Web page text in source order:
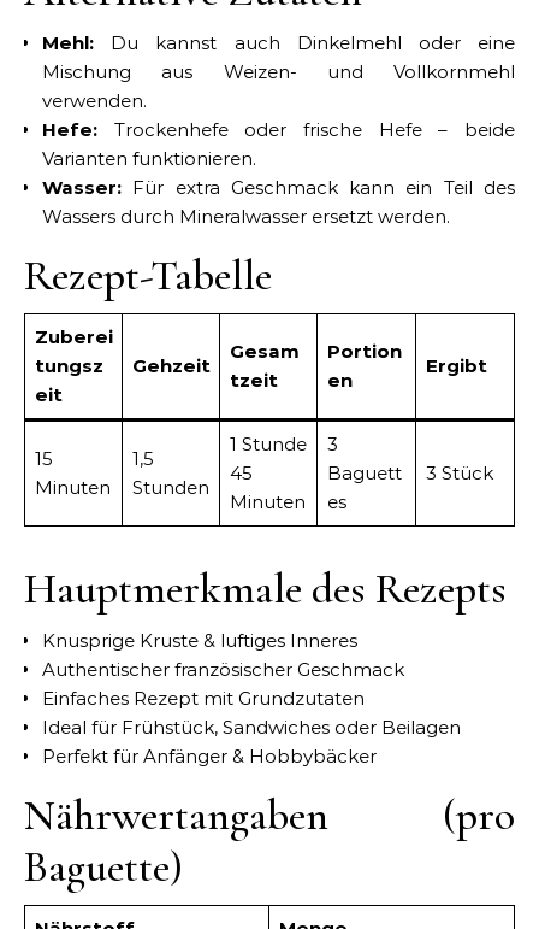
Mehl: Du kannst auch Dinkelmehl oder eine
Mischung aus Weizen- und Vollkornmehl
verwenden.
Hefe: Trockenhefe oder frische Hefe – beide
Varianten funktionieren.
Wasser: Für extra Geschmack kann ein Teil des
Wassers durch Mineralwasser ersetzt werden.
Rezept-Tabelle
Zuberei
tungsz
eit
Gehzeit
Gesam
tzeit
Portion
en
Ergibt
15
Minuten
1,5
Stunden
1 Stunde
45
Minuten
3
Baguett
es
3 Stück
Hauptmerkmale des Rezepts
Knusprige Kruste & luftiges Inneres
Authentischer französischer Geschmack
Einfaches Rezept mit Grundzutaten
Ideal für Frühstück, Sandwiches oder Beilagen
Perfekt für Anfänger & Hobbybäcker
Nährwertangaben (pro
Baguette)